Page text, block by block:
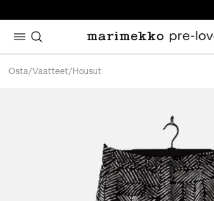
Osta/Vaatteet/ Housut